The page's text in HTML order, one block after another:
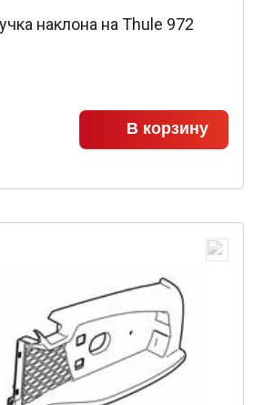
наклона на Thule 972
В корзину